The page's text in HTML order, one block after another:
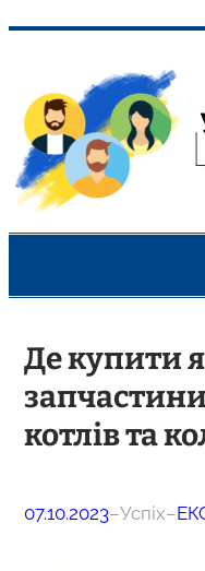
вмісту
Де купити
котлів та
07.10.2023–Успіх–